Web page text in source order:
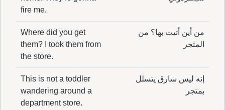
fire me.
من أين أتيت بها؟ من
المتجر
Where did you get
them? I took them from
the store.
إنه ليس سارق يتسلل
بمتجر
This is not a toddler
wandering around a
department store.